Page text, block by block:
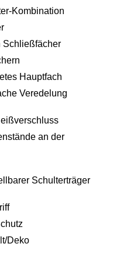
Kombination
Schließfächer
Hauptfach
Veredelung
an der
Schulterträger
Deko